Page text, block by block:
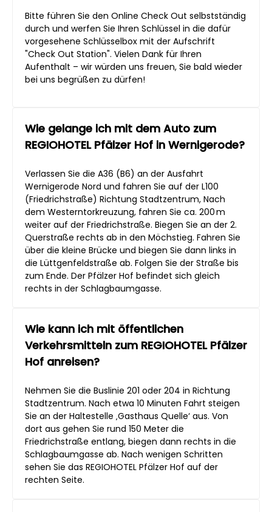
Bitte führen Sie den Online Check Out selbstständig
durch und werfen Sie Ihren Schlüssel in die dafür
vorgesehene Schlüsselbox mit der Aufschrift
"Check Out Station". Vielen Dank für Ihren
Aufenthalt – wir würden uns freuen, Sie bald wieder
bei uns begrüßen zu dürfen!
Wie gelange ich mit dem Auto zum
REGIOHOTEL Pfälzer Hof in Wernigerode?
Verlassen Sie die A36 (B6) an der Ausfahrt
Wernigerode Nord und fahren Sie auf der L100
(Friedrichstraße) Richtung Stadtzentrum, Nach
dem Westerntorkreuzung, fahren Sie ca. 200 m
weiter auf der Friedrichstraße. Biegen Sie an der 2.
Querstraße rechts ab in den Möchstieg. Fahren Sie
über die kleine Brücke und biegen Sie dann links in
die Lüttgenfeldstraße ab. Folgen Sie der Straße bis
zum Ende. Der Pfälzer Hof befindet sich gleich
rechts in der Schlagbaumgasse.
Wie kann ich mit öffentlichen
Verkehrsmitteln zum REGIOHOTEL Pfälzer
Hof anreisen?
Nehmen Sie die Buslinie 201 oder 204 in Richtung
Stadtzentrum. Nach etwa 10 Minuten Fahrt steigen
Sie an der Haltestelle ‚Gasthaus Quelle‘ aus. Von
dort aus gehen Sie rund 150 Meter die
Friedrichstraße entlang, biegen dann rechts in die
Schlagbaumgasse ab. Nach wenigen Schritten
sehen Sie das REGIOHOTEL Pfälzer Hof auf der
rechten Seite.